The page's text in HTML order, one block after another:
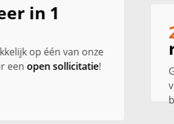
in 1
op één van onze
eenopen sollicitatie!